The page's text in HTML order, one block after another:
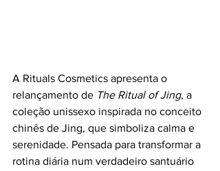
A Rituals Cosmetics apresenta o
relançamento de The Ritual of Jing, a
coleção unissexo inspirada no conceito
chinês de Jing, que simboliza calma e
serenidade. Pensada para transformar a
rotina diária num verdadeiro santuário